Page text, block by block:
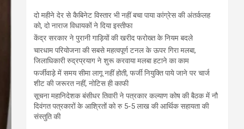
दो महीने देर से कैबिनेट विस्तार भी नहीं बचा पाया कांग्रेस की अंतर्कलह
को, दो नाराज विधायकों ने दिया इस्तीफा
केंद्र सरकार ने पुरानी गाड़ियों की खरीद फरोख्त के नियम बदले
चारधाम परियोजना की सबसे महत्वपूर्ण टनल के ऊपर गिरा मलबा,
जिलाधिकारी रुद्रप्रयाग ने शुरू करवाया मलबा हटाने का काम
फर्जीवाड़े में समय सीमा लागू नहीं होती, फर्जी नियुक्ति पाये जाने पर चार्ज
शीट की जरूरत नहीं, नोटिस ही काफी
सूचना महानिदेशक बंसीधर तिवारी ने पत्रकार कल्याण कोष की बैठक में नौ
दिवंगत पत्रकारों के आश्रितों को रु 5-5 लाख की आर्थिक सहायता की
संस्तुति की